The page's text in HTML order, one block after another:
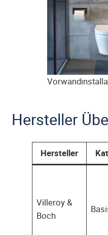
Hersteller
Hersteller
Villeroy &
Boch